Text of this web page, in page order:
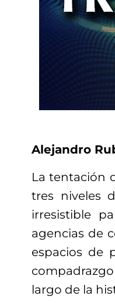
Alejandro
La tentación
tres niveles
irresistible
agencias de
espacios de
largo de la